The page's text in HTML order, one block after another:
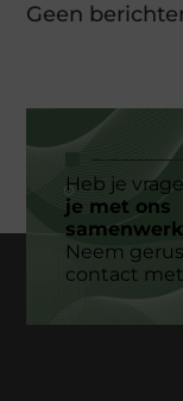
Geen
Heb je
je met ons
Neem
contact